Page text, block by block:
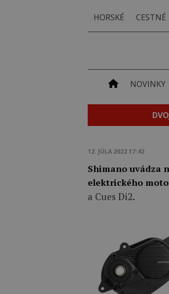
HORSKÉ CESTNÉ
NOVINKY
12. JÚLA 2022 17:42
Shimano uvádza
elektrického
a Cues Di2.